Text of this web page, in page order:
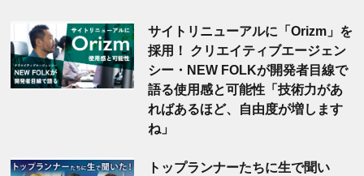
サイトリニューアルに「Orizm」を
採用！ クリエイティブエージェン
シー・NEW FOLKが開発者目線で
語る使用感と可能性「技術力があ
ればあるほど、自由度が増します
ね」
トップランナーたちに生で聞い